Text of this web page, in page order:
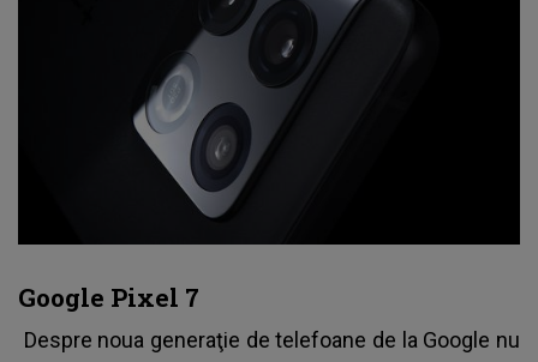
Google Pixel 7
Despre noua generaţie de telefoane de la Google nu